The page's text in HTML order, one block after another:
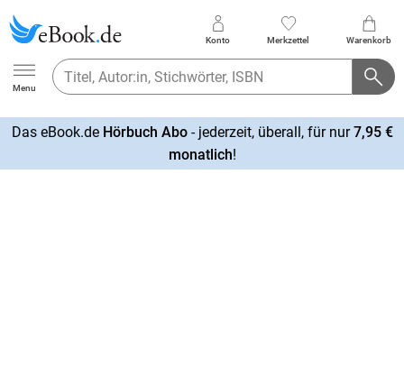
Ebook.de
Menu
Konto Merkzettel Warenkorb
Das eBook.de Hörbuch Abo- jederzeit, überall, für nur7,95 €
monatlich!